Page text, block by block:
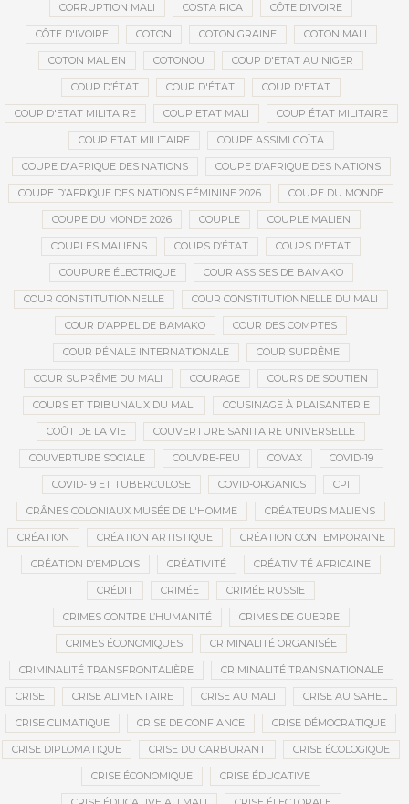
CORRUPTION MALI COSTA RICA CÔTE D’IVOIRE
CÔTE D'IVOIRE COTON COTON GRAINE COTON MALI
COTON MALIEN COTONOU COUP D'ETAT AU NIGER
COUP D’ÉTAT COUP D'ÉTAT COUP D'ETAT
COUP D'ETAT MILITAIRE COUP ETAT MALI COUP ÉTAT MILITAIRE
COUP ETAT MILITAIRE COUPE ASSIMI GOÏTA
COUPE D'AFRIQUE DES NATIONS COUPE D’AFRIQUE DES NATIONS
COUPE D’AFRIQUE DES NATIONS FÉMININE 2026 COUPE DU MONDE
COUPE DU MONDE 2026 COUPLE COUPLE MALIEN
COUPLES MALIENS COUPS D’ÉTAT COUPS D'ETAT
COUPURE ÉLECTRIQUE COUR ASSISES DE BAMAKO
COUR CONSTITUTIONNELLE COUR CONSTITUTIONNELLE DU MALI
COUR D’APPEL DE BAMAKO COUR DES COMPTES
COUR PÉNALE INTERNATIONALE COUR SUPRÊME
COUR SUPRÊME DU MALI COURAGE COURS DE SOUTIEN
COURS ET TRIBUNAUX DU MALI COUSINAGE À PLAISANTERIE
COÛT DE LA VIE COUVERTURE SANITAIRE UNIVERSELLE
COUVERTURE SOCIALE COUVRE-FEU COVAX COVID-19
COVID-19 ET TUBERCULOSE COVID-ORGANICS CPI
CRÂNES COLONIAUX MUSÉE DE L'HOMME CRÉATEURS MALIENS
CRÉATION CRÉATION ARTISTIQUE CRÉATION CONTEMPORAINE
CRÉATION D’EMPLOIS CRÉATIVITÉ CRÉATIVITÉ AFRICAINE
CRÉDIT CRIMÉE CRIMÉE RUSSIE
CRIMES CONTRE L’HUMANITÉ CRIMES DE GUERRE
CRIMES ÉCONOMIQUES CRIMINALITÉ ORGANISÉE
CRIMINALITÉ TRANSFRONTALIÈRE CRIMINALITÉ TRANSNATIONALE
CRISE CRISE ALIMENTAIRE CRISE AU MALI CRISE AU SAHEL
CRISE CLIMATIQUE CRISE DE CONFIANCE CRISE DÉMOCRATIQUE
CRISE DIPLOMATIQUE CRISE DU CARBURANT CRISE ÉCOLOGIQUE
CRISE ÉCONOMIQUE CRISE ÉDUCATIVE